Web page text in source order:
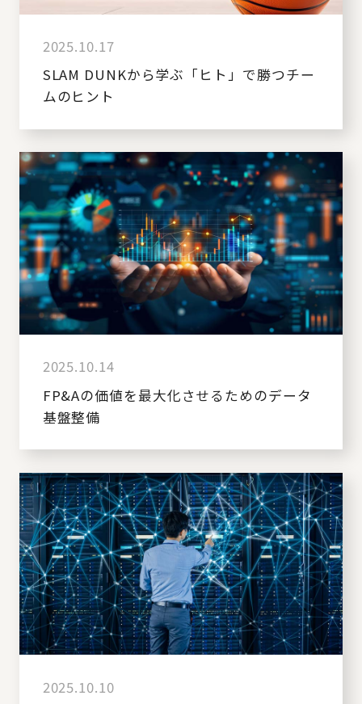
2025.10.17
SLAM DUNKから学ぶ「ヒト」で勝つチー
ムのヒント
2025.10.14
FP&Aの価値を最大化させるためのデータ
基盤整備
2025.10.10